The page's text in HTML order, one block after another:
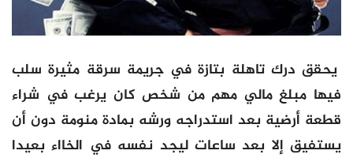
يحقق درك تاهلة بتازة في جريمة سرقة مثيرة سلب
فيها مبلغ مالي مهم من شخص كان يرغب في شراء
قطعة أرضية بعد استدراجه ورشه بمادة منومة دون أن
يستفيق إلا بعد ساعات ليجد نفسه في الخااء بعيدا